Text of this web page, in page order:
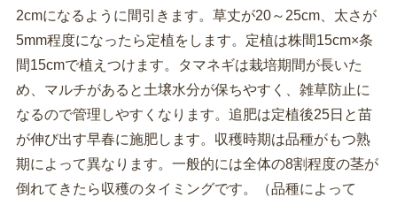
2cmになるように間引きます。草丈が20～25cm、太さが
5mm程度になったら定植をします。定植は株間15cm×条
間15cmで植えつけます。タマネギは栽培期間が長いた
め、マルチがあると土壌水分が保ちやすく、雑草防止に
なるので管理しやすくなります。追肥は定植後25日と苗
が伸び出す早春に施肥します。収穫時期は品種がもつ熟
期によって異なります。一般的には全体の8割程度の茎が
倒れてきたら収穫のタイミングです。（品種によって